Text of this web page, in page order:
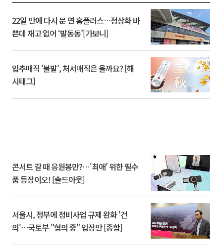
22일 만에 다시 문 연 홈플러스…정상화 바
쁜데 재고 없어 ‘발동동’[가보니]
입추매직 '불발', 처서매직은 올까요? [해
시태그]
콘서트 갈 때 응원봉만?⋯'최애' 위한 필수
품 등장이오! [솔드아웃]
서울시, 정부에 정비사업 규제 완화 '건
의'⋯국토부 "협의 중" 입장만 [종합]